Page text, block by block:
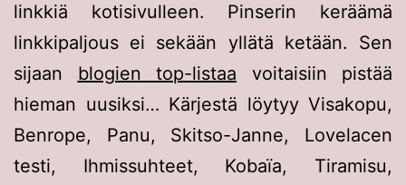
linkkiä kotisivulleen. Pinserin keräämä
linkkipaljous ei sekään yllätä ketään. Sen
sijaan blogien top-listaa voitaisiin pistää
hieman uusiksi… Kärjestä löytyy Visakopu,
Benrope, Panu, Skitso-Janne, Lovelacen
testi, Ihmissuhteet, Kobaïa, Tiramisu,